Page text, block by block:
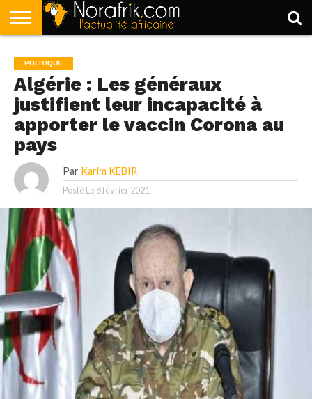
POLITIQUE
SOCIÉTÉ
ECONOMIE
SPORT
LIFESTYLE
POLITIQUE
Algérie : Les généraux
justifient leur incapacité à
apporter le vaccin Corona au
pays
Par Karim KEBIR
Posté Le 8 février 2021